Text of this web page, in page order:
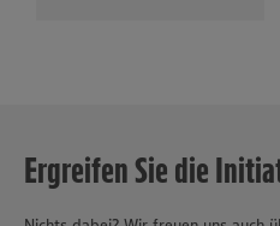
Ergreifen Sie die